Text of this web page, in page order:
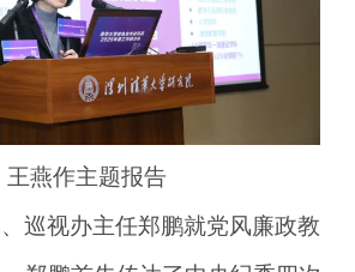
王燕作主题报告
巡视办主任郑鹏就党风廉政教